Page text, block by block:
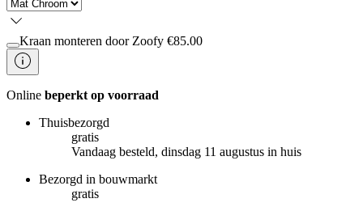
Kraan monteren door Zoofy €85.00
Online beperkt op voorraad
Thuisbezorgd
gratis
Vandaag besteld, dinsdag 11 augustus in huis
Bezorgd in bouwmarkt
gratis